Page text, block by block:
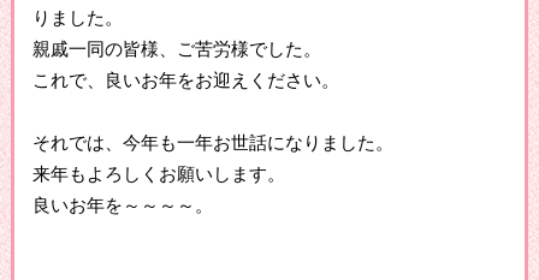
りました。
親戚一同の皆様、ご苦労様でした。
これで、良いお年をお迎えください。
それでは、今年も一年お世話になりました。
来年もよろしくお願いします。
良いお年を～～～～。